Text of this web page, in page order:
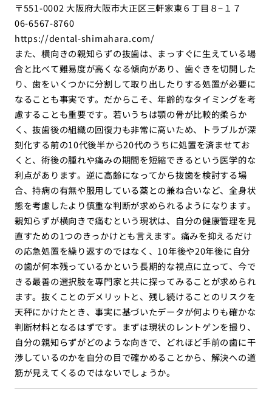
〒551-0002 大阪府大阪市大正区三軒家東６丁目８−１７
06-6567-8760
https://dental-shimahara.com/
また、横向きの親知らずの抜歯は、まっすぐに生えている場
合と比べて難易度が高くなる傾向があり、歯ぐきを切開した
り、歯をいくつかに分割して取り出したりする処置が必要に
なることも事実です。だからこそ、年齢的なタイミングを考
慮することも重要です。若いうちは顎の骨が比較的柔らか
く、抜歯後の組織の回復力も非常に高いため、トラブルが深
刻化する前の10代後半から20代のうちに処置を済ませてお
くと、術後の腫れや痛みの期間を短縮できるという医学的な
利点があります。逆に高齢になってから抜歯を検討する場
合、持病の有無や服用している薬との兼ね合いなど、全身状
態を考慮したより慎重な判断が求められるようになります。
親知らずが横向きで痛むという現状は、自分の健康管理を見
直すための1つのきっかけとも言えます。痛みを抑えるだけ
の応急処置を繰り返すのではなく、10年後や20年後に自分
の歯が何本残っているかという長期的な視点に立って、今で
きる最善の選択肢を専門家と共に探ってみることが求められ
ます。抜くことのデメリットと、残し続けることのリスクを
天秤にかけたとき、事実に基づいたデータが何よりも確かな
判断材料となるはずです。まずは現状のレントゲンを撮り、
自分の親知らずがどのような向きで、どれほど手前の歯に干
渉しているのかを自分の目で確かめることから、解決への道
筋が見えてくるのではないでしょうか。